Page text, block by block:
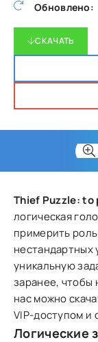
Обновлено:
СКАЧАТЬ
Thief Puzzle: to
логическая
примерить
нестандартных
уникальную
заранее, чтобы
нас можно
VIP-доступом и
Логические